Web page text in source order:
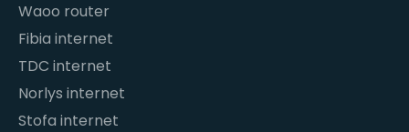
Waoo router
Fibia internet
TDC internet
Norlys internet
Stofa internet